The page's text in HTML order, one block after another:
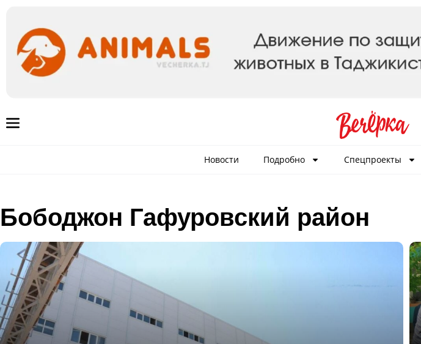
Новости Подробно Спецпроекты
Бободжон Гафуровский район